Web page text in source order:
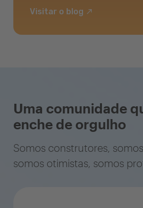
Visitar o blog
Uma comunidade
enche de orgulho
Somos construtores,
somos otimistas, somos